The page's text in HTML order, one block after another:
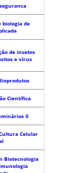
biologia de
de insetos
e vírus
Científica
II
Celular
Biotecnologia